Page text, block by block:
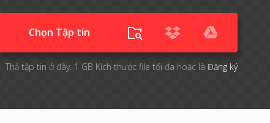
Chọn Tập tin
Thả tập tin ở đây. 1 GB Kích thước file tối đa hoặc là Đăng ký